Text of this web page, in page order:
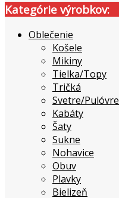
Kategórie výrobkov:
Oblečenie
Košele
Mikiny
Tielka/Topy
Tričká
Svetre/Pulóvre
Kabáty
Šaty
Sukne
Nohavice
Obuv
Plavky
Bielizeň